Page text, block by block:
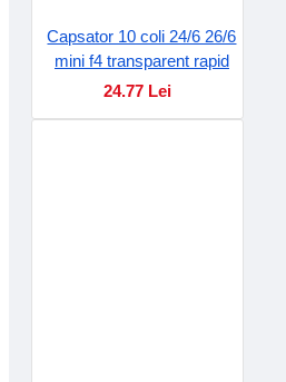
Capsator 10 coli 24/6 26/6
mini f4 transparent rapid
24.77 Lei